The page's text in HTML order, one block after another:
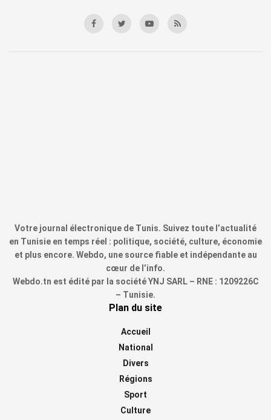
Votre journal électronique de Tunis. Suivez toute l’actualité
en Tunisie en temps réel : politique, société, culture, économie
et plus encore. Webdo, une source fiable et indépendante au
cœur de l’info.
Webdo.tn est édité par la société YNJ SARL – RNE : 1209226C
– Tunisie.
Plan du site
Accueil
National
Divers
Régions
Sport
Culture